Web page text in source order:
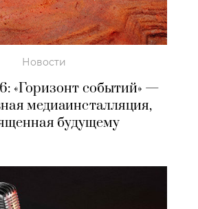
Новости
«Горизонт событий» —
медиаинсталляция,
будущему